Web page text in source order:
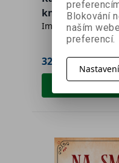
kniha
Imran Mahmood
323 Kč
Přidat do
Blokování
naším
preferencí.
Nastavení